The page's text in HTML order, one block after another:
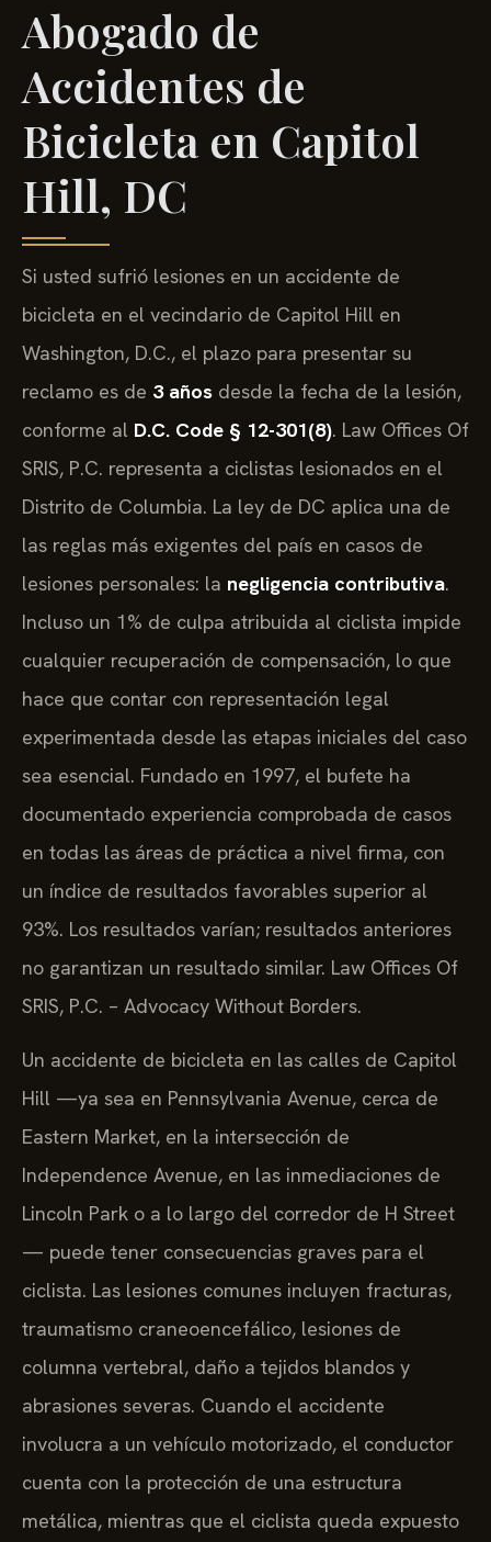
Abogado de
Accidentes de
Bicicleta en Capitol
Hill, DC
Si usted sufrió lesiones en un accidente de
bicicleta en el vecindario de Capitol Hill en
Washington, D.C., el plazo para presentar su
reclamo es de 3 años desde la fecha de la lesión,
conforme al D.C. Code § 12-301(8). Law Offices Of
SRIS, P.C. representa a ciclistas lesionados en el
Distrito de Columbia. La ley de DC aplica una de
las reglas más exigentes del país en casos de
lesiones personales: la negligencia contributiva.
Incluso un 1% de culpa atribuida al ciclista impide
cualquier recuperación de compensación, lo que
hace que contar con representación legal
experimentada desde las etapas iniciales del caso
sea esencial. Fundado en 1997, el bufete ha
documentado experiencia comprobada de casos
en todas las áreas de práctica a nivel firma, con
un índice de resultados favorables superior al
93%. Los resultados varían; resultados anteriores
no garantizan un resultado similar. Law Offices Of
SRIS, P.C. – Advocacy Without Borders.
Un accidente de bicicleta en las calles de Capitol
Hill —ya sea en Pennsylvania Avenue, cerca de
Eastern Market, en la intersección de
Independence Avenue, en las inmediaciones de
Lincoln Park o a lo largo del corredor de H Street
— puede tener consecuencias graves para el
ciclista. Las lesiones comunes incluyen fracturas,
traumatismo craneoencefálico, lesiones de
columna vertebral, daño a tejidos blandos y
abrasiones severas. Cuando el accidente
involucra a un vehículo motorizado, el conductor
cuenta con la protección de una estructura
metálica, mientras que el ciclista queda expuesto